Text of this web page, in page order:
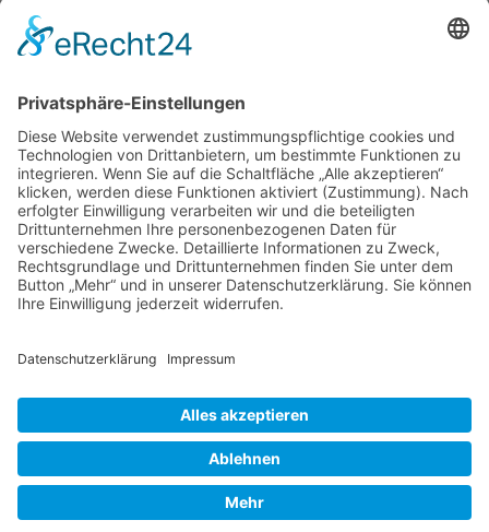
ENTSPANNUNG PUR!
Fallbeschreibung aus der Entspannungspraxis – nervöse
Fallstudie aus der psychotherapeutischen Praxis - ADHS /
Burnout
Fallstudie aus der psychotherapeutischen Praxis -
Schlafstörungen
Falsches Vorbild!
Berufsbild Heilpraktiker für Psychotherapie
Therapien und Verfahren
Partner - Marktplatz